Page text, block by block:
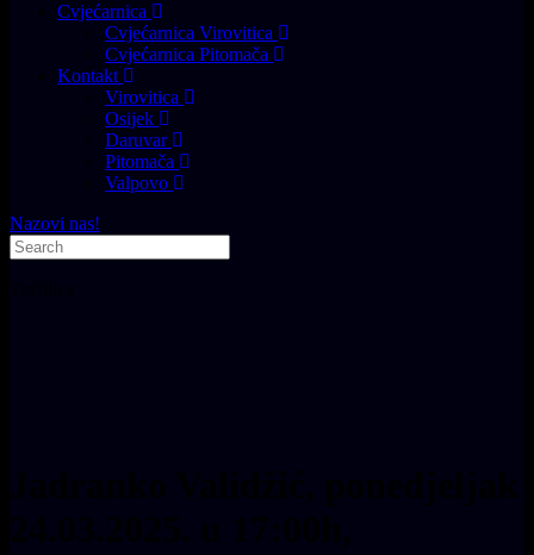
Cvjećarnica
Cvjećarnica Virovitica
Cvjećarnica Pitomača
Kontakt
Virovitica
Osijek
Daruvar
Pitomača
Valpovo
Nazovi nas!